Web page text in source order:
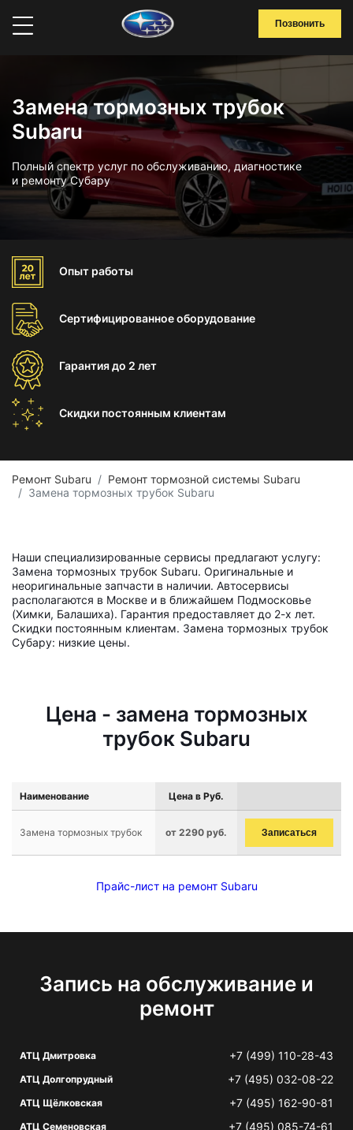
Позвонить
Замена тормозных трубок
Subaru
Полный спектр услуг по обслуживанию, диагностике
и ремонту Субару
Опыт работы
Сертифицированноеоборудование
Гарантиядо 2 лет
Скидки постоянным клиентам
Ремонт Subaru
Ремонт тормозной системы Subaru
Замена тормозных трубок Subaru
Наши специализированные сервисы предлагают услугу:
Замена тормозных трубок Subaru. Оригинальные и
неоригинальные запчасти в наличии. Автосервисы
располагаются в Москве и в ближайшем Подмосковье
(Химки, Балашиха). Гарантия предоставляет до 2-х лет.
Скидки постоянным клиентам. Замена тормозных трубок
Субару: низкие цены.
Цена - замена тормозных
трубок Subaru
Наименование Цена в Руб.
Замена тормозных трубок от 2290 руб. Записаться
Прайс-лист на ремонт Subaru
Запись на обслуживание и
ремонт
АТЦ Дмитровка +7 (499) 110-28-43
АТЦ Долгопрудный +7 (495) 032-08-22
АТЦ Щёлковская +7 (495) 162-90-81
АТЦ Семеновская +7 (495) 085-74-61